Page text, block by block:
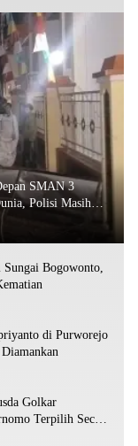
SMAN 3
Polisi Masih
Bogowonto,
di Purworejo
Golkar
Terpilih Secara